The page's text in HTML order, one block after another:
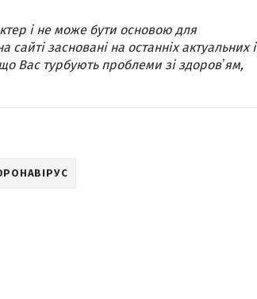
і не може бути основою для
засновані на останніх актуальних і
Вас турбують проблеми зі здоровʼям,